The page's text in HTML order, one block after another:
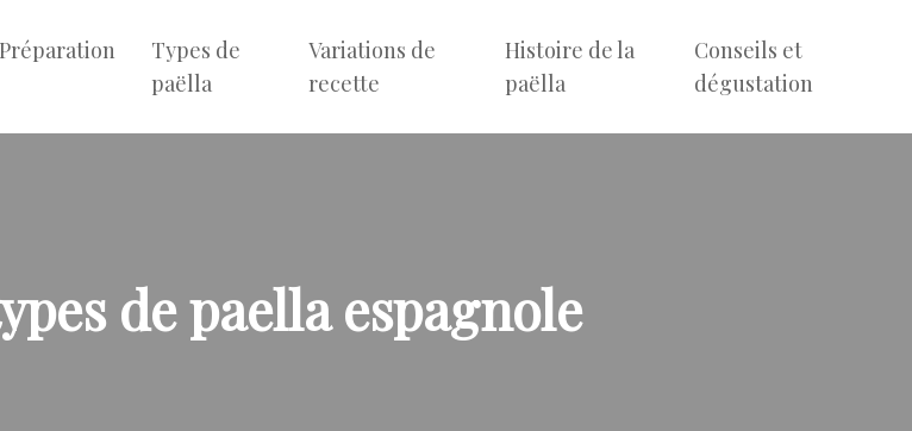
Préparation
Types de
paëlla
Variations de
recette
Histoire de la
paëlla
Conseils et
dégustation
de paella espagnole